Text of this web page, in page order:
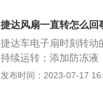
器。5、电路虚接。解
如果处理不了，去4S
空调电子扇也会一直转
辆，自动变速箱油温高
捷达风扇一直转怎么回
捷达车电子扇时刻转动
持续运转；添加防冻液
漏水，电子扇持续运转
发布时间：2023-07-17